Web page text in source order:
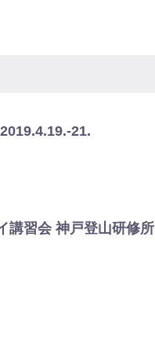
21.
講習会 神戸登山研修所